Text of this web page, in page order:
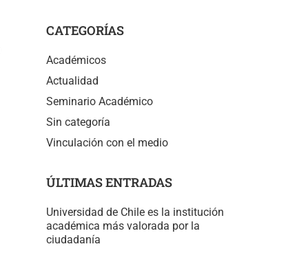
CATEGORÍAS
Académicos
Actualidad
Seminario Académico
Sin categoría
Vinculación con el medio
ÚLTIMAS ENTRADAS
Universidad de Chile es la institución
académica más valorada por la
ciudadanía